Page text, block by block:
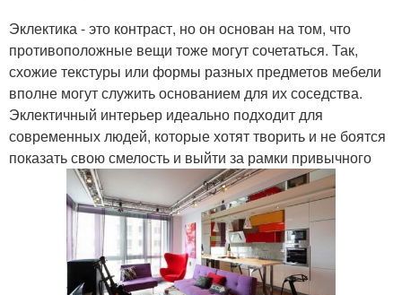
Эклектика - это контраст, но он основан на том, что
противоположные вещи тоже могут сочетаться. Так,
схожие текстуры или формы разных предметов мебели
вполне могут служить основанием для их соседства.
Эклектичный интерьер идеально подходит для
современных людей, которые хотят творить и не боятся
показать свою смелость и выйти за рамки привычного